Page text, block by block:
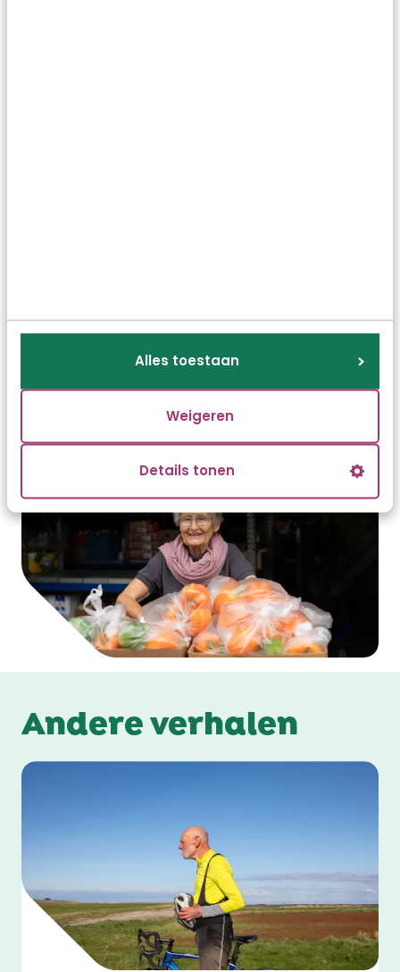
Alles toestaan
Weigeren
Details tonen
Andere verhalen